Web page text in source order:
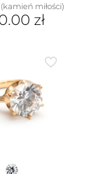
miłości)
zł
wariantów.
Opcje
można
wybrać